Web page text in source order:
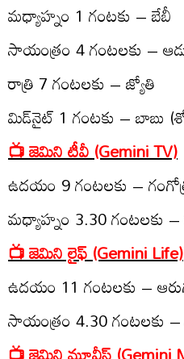
మ‌ధ్యాహ్నం 1 గంట‌కు – బేబీ
సాయంత్రం 4 గంట‌ల‌కు –
రాత్రి 7 గంట‌ల‌కు – జ్యోతి
మిడ్‌నైట్ 1 గంట‌కు – బాబు
📺 జెమిని టీవీ (Gemini TV)
ఉద‌యం 9 గంట‌ల‌కు –
మధ్యాహ్నం 3.30 గంటల‌కు
📺 జెమిని లైఫ్‌ (Gemini Life)
ఉద‌యం 11 గంట‌ల‌కు –
సాయంత్రం 4.30 గంట‌ల‌కు –